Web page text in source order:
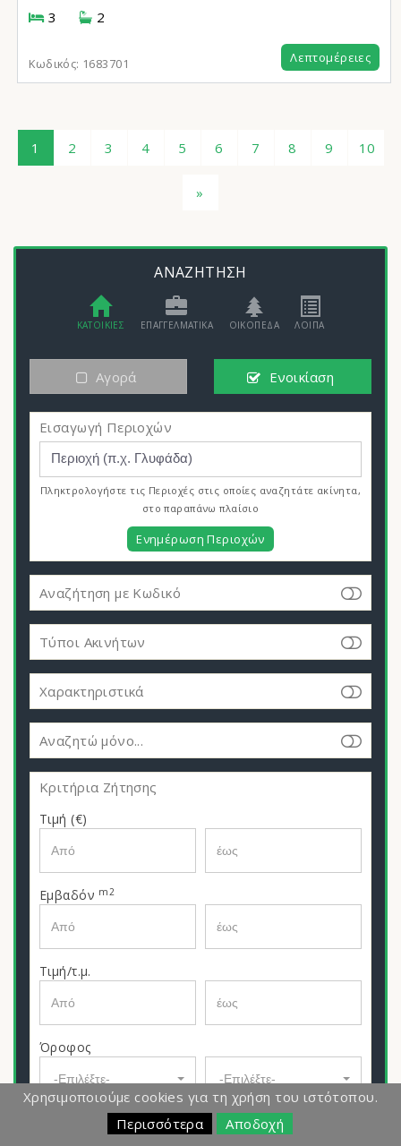
Χρησιμοποιούμε cookies για τη χρήση του ιστότοπου.
Περισσότερα
Αποδοχή
3
2
Κωδικός: 1683701 Λεπτομέρειες
1 2 3 4 5 6 7 8 9 10
»
ΑΝΑΖΗΤΗΣΗ
ΚΑΤΟΙΚΙΕΣ ΕΠΑΓΓΕΛΜΑΤΙΚΑ ΟΙΚΟΠΕΔΑ ΛΟΙΠΑ
Αγορά Ενοικίαση
Εισαγωγή Περιοχών
Πληκτρολογήστε τις Περιοχές στις οποίες αναζητάτε ακίνητα,
στο παραπάνω πλαίσιο
Ενημέρωση Περιοχών
Αναζήτηση με Κωδικό
Τύποι Ακινήτων
Χαρακτηριστικά
Αναζητώ μόνο...
Κριτήρια Ζήτησης
Τιμή (€)
Εμβαδόν m2
Τιμή/τ.μ.
Όροφος
-Επιλέξτε- -Επιλέξτε-